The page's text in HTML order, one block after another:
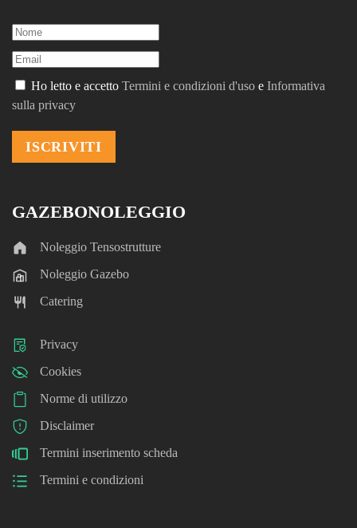
Ho letto e accetto Termini e condizioni d'uso e Informativa
sulla privacy
GAZEBONOLEGGIO
Noleggio Tensostrutture
Noleggio Gazebo
Catering
Privacy
Cookies
Norme di utilizzo
Disclaimer
Termini inserimento scheda
Termini e condizioni